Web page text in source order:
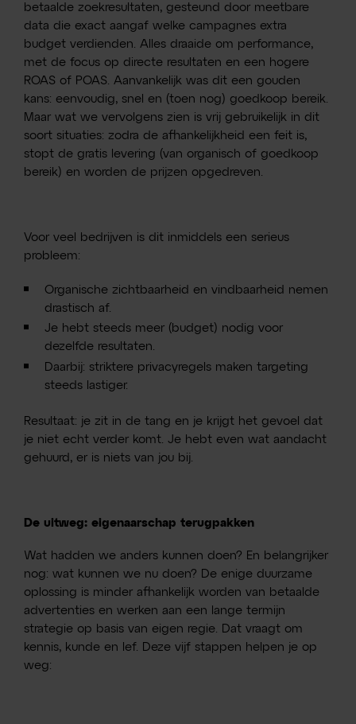
betaalde zoekresultaten, gesteund door meetbare
data die exact aangaf welke campagnes extra
budget verdienden. Alles draaide om performance,
met de focus op directe resultaten en een hogere
ROAS of POAS. Aanvankelijk was dit een gouden
kans: eenvoudig, snel en (toen nog) goedkoop bereik.
Maar wat we vervolgens zien is vrij gebruikelijk in dit
soort situaties: zodra de afhankelijkheid een feit is,
stopt de gratis levering (van organisch of goedkoop
bereik) en worden de prijzen opgedreven.
Voor veel bedrijven is dit inmiddels een serieus
probleem:
Organische zichtbaarheid en vindbaarheid nemen
drastisch af.
Je hebt steeds meer (budget) nodig voor
dezelfde resultaten.
Daarbij: striktere privacyregels maken targeting
steeds lastiger.
Resultaat: je zit in de tang en je krijgt het gevoel dat
je niet echt verder komt. Je hebt even wat aandacht
gehuurd, er is niets van jou bij.
De uitweg: eigenaarschap terugpakken
Wat hadden we anders kunnen doen? En belangrijker
nog: wat kunnen we nu doen? De enige duurzame
oplossing is minder afhankelijk worden van betaalde
advertenties en werken aan een lange termijn
strategie op basis van eigen regie. Dat vraagt om
kennis, kunde en lef. Deze vijf stappen helpen je op
weg: